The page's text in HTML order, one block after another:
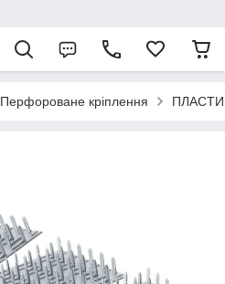
Перфороване кріплення